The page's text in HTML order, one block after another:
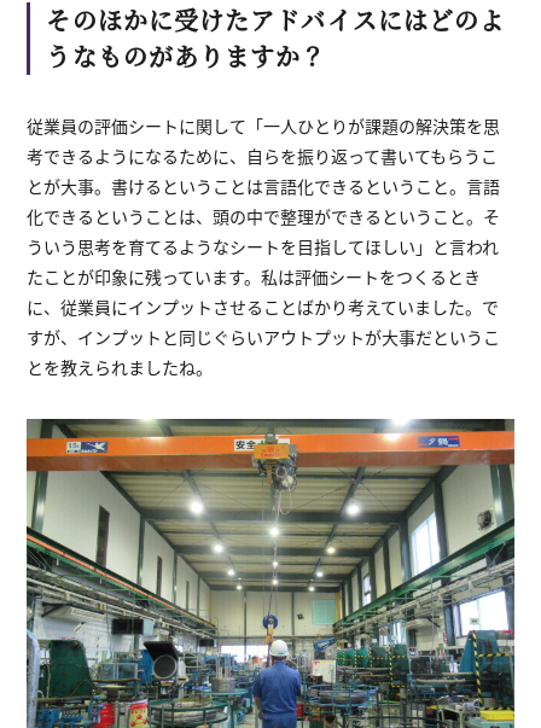
そのほかに受けたアドバイスにはどのよ
うなものがありますか？
従業員の評価シートに関して「一人ひとりが課題の解決策を思
考できるようになるために、自らを振り返って書いてもらうこ
とが大事。書けるということは言語化できるということ。言語
化できるということは、頭の中で整理ができるということ。そ
ういう思考を育てるようなシートを目指してほしい」と言われ
たことが印象に残っています。私は評価シートをつくるとき
に、従業員にインプットさせることばかり考えていました。で
すが、インプットと同じぐらいアウトプットが大事だというこ
とを教えられましたね。